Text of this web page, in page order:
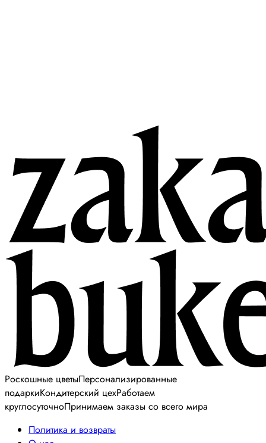
Роскошные цветыПерсонализированные
подаркиКондитерский цехРаботаем
круглосуточноПринимаем заказы со всего мира
Политика и возвраты